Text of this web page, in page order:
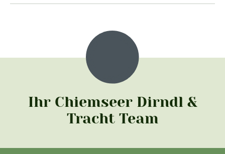
Ihr Chiemseer Dirndl &
Tracht Team